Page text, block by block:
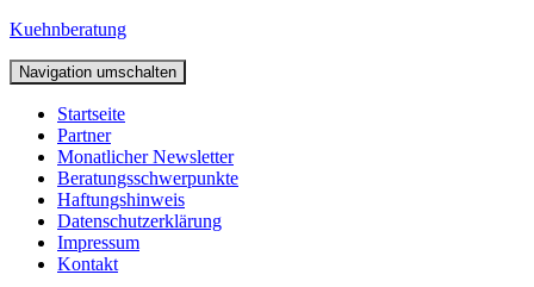
Kuehnberatung
Navigation umschalten
Startseite
Partner
Monatlicher Newsletter
Beratungsschwerpunkte
Haftungshinweis
Datenschutzerklärung
Impressum
Kontakt